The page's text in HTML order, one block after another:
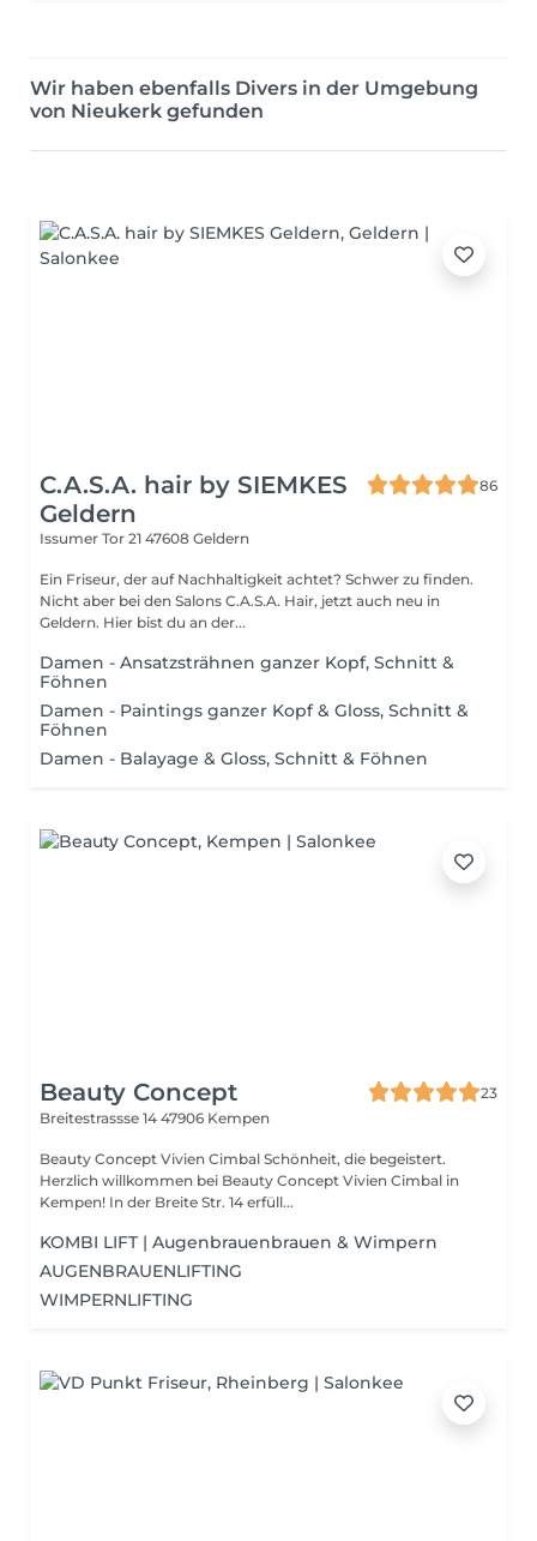
Wir haben ebenfalls Divers in der Umgebung
von Nieukerk gefunden
C.A.S.A. hair by SIEMKES
Geldern
86
Issumer Tor 21 47608 Geldern
Ein Friseur, der auf Nachhaltigkeit achtet? Schwer zu finden.
Nicht aber bei den Salons C.A.S.A. Hair, jetzt auch neu in
Geldern. Hier bist du an der...
Damen - Ansatzsträhnen ganzer Kopf, Schnitt &
Föhnen
Damen - Paintings ganzer Kopf & Gloss, Schnitt &
Föhnen
Damen - Balayage & Gloss, Schnitt & Föhnen
Beauty Concept
23
Breitestrassse 14 47906 Kempen
Beauty Concept Vivien Cimbal Schönheit, die begeistert.
Herzlich willkommen bei Beauty Concept Vivien Cimbal in
Kempen! In der Breite Str. 14 erfüll...
KOMBI LIFT | Augenbrauenbrauen & Wimpern
AUGENBRAUENLIFTING
WIMPERNLIFTING